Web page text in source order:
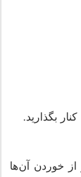
بگذاريد.
خوردن آن‌ها